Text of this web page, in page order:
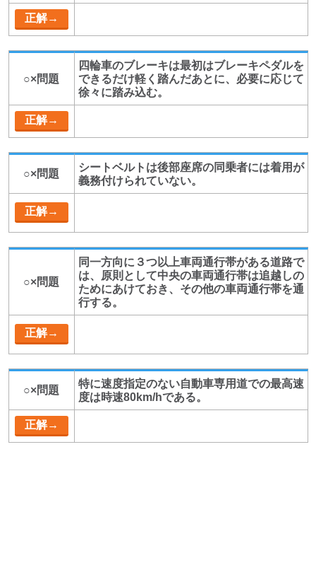
○×問題
四輪車のブレーキは最初はブレーキペダルを
できるだけ軽く踏んだあとに、必要に応じて
徐々に踏み込む。
○×問題
シートベルトは後部座席の同乗者には着用が
義務付けられていない。
○×問題
同一方向に３つ以上車両通行帯がある道路で
は、原則として中央の車両通行帯は追越しの
ためにあけておき、その他の車両通行帯を通
行する。
○×問題
特に速度指定のない自動車専用道での最高速
度は時速80km/hである。